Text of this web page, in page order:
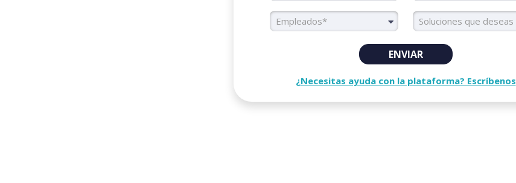
Empleados* Soluciones
ENVIAR
¿Necesitas ayuda con la plataforma? Escríbenos